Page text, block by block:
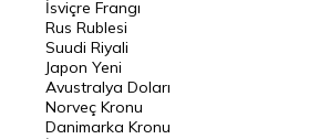
Riyal Kuru
Avustralya Doları
Danimarka Kronu Kuru
Kanada Doları Kuru
İsviçre Frangı
Rus Rublesi
Suudi Riyali
Japon Yeni
Avustralya Doları
Norveç Kronu
Danimarka Kronu